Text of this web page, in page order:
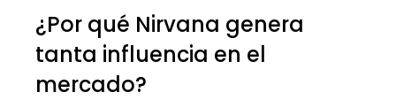
¿Por qué Nirvana genera
tanta influencia en el
mercado?